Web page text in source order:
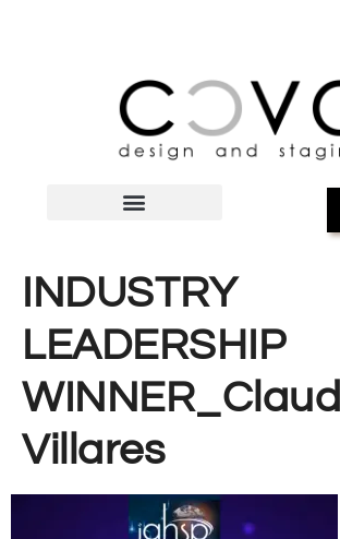
INDUSTRY
LEADERSHIP
Villares